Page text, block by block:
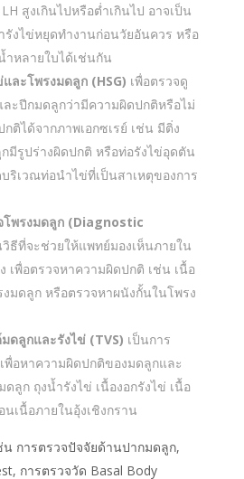
สูงเกินไปหรือต่ำเกินไป อาจเป็น
งไข่หยุดทำงานก่อนวัยอันควร หรือ
ำหลายใบได้เช่นกัน
ละโพรงมดลูก (HSG) เพื่อตรวจดู
ะปีกมดลูกว่ามีความผิดปกติหรือไม่
ติได้จากภาพเอกซเรย์ เช่น มีติ่ง
มีรูปร่างผิดปกติ หรือท่อรังไข่อุดตัน
ริเวณท่อนำไข่ที่เป็นสาเหตุของการ
โพรงมดลูก (Diagnostic
วิธีที่จะช่วยให้แพทย์มองเห็นภายใน
เพื่อตรวจหาความผิดปกติ เช่น เนื้อ
งมดลูก หรือตรวจหาผนังกั้นในโพรง
ดลูกและรังไข่ (TVS) เป็นการ
พื่อหาความผิดปกติของมดลูกและ
ดลูก ถุงน้ำรังไข่ เนื้องอกรังไข่ เนื้อ
เนื้อภายในอุ้งเชิงกราน
การตรวจปัจจัยด้านปากมดลูก,
การตรวจวัด Basal Body